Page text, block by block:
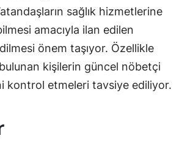
sağlık hizmetlerine
amacıyla ilan edilen
önem taşıyor. Özellikle
kişilerin güncel nöbetçi
kontrol etmeleri tavsiye ediliyor.